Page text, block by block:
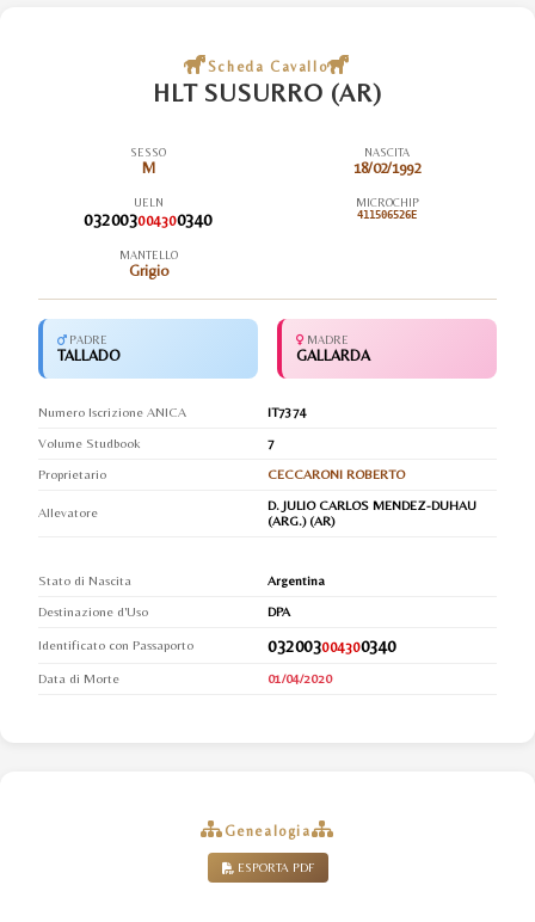
Scheda Cavallo
HLT SUSURRO (AR)
SESSO
M
NASCITA
18/02/1992
UELN
032003004300340
MICROCHIP
411506526E
MANTELLO
Grigio
PADRE
TALLADO
MADRE
GALLARDA
Numero Iscrizione ANICA
IT7374
Volume Studbook
7
Proprietario
CECCARONI ROBERTO
Allevatore
D. JULIO CARLOS MENDEZ-DUHAU
(ARG.) (AR)
Stato di Nascita
Argentina
Destinazione d'Uso
DPA
Identificato con Passaporto 032003004300340
Data di Morte 01/04/2020
Genealogia
ESPORTA PDF